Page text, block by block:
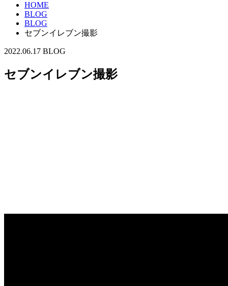
HOME
BLOG
BLOG
セブンイレブン撮影
2022.06.17 BLOG
セブンイレブン撮影